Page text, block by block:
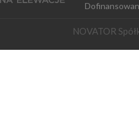
NOVATOR